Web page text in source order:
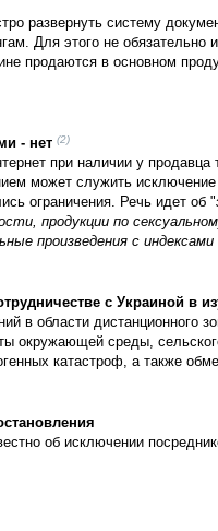
развернуть систему
Для этого не обязательно
продаются в основном
- нет (2)
при наличии у продавца
может служить исключение
ограничения. Речь идет об "
продукции по
произведения с
с Украиной в
в области дистанционного
окружающей среды,
катастроф, а также
об исключении